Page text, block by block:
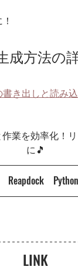
成方法の
き出しと読み
作業を効率化！
に🎵
Reapdock　
LINK